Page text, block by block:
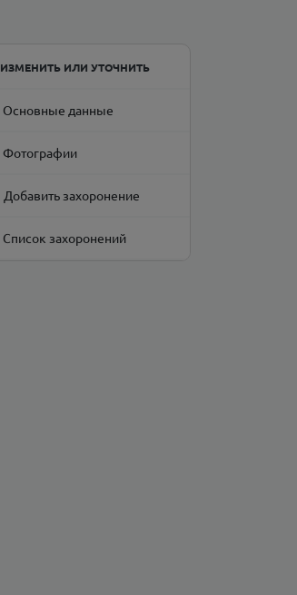
ИЗМЕНИТЬ ИЛИ УТОЧНИТЬ
Основные данные
Фотографии
Добавить захоронение
Список захоронений